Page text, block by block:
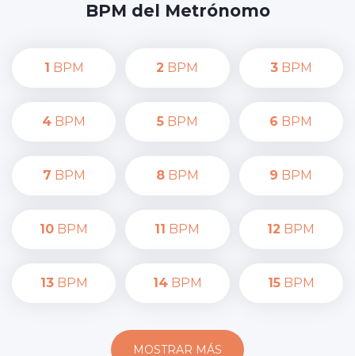
BPM del Metrónomo
1 BPM 2 BPM 3BPM
4 BPM 5BPM 6 BPM
7 BPM 8BPM 9 BPM
10 BPM 11 BPM 12 BPM
13BPM 14BPM 15BPM
MOSTRAR MÁS